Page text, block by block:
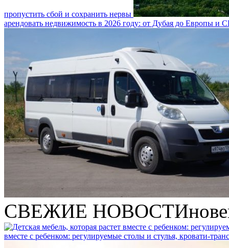
пропустить сбой и сохранить нервы
арендовать недвижимость в 2026 году: от Дубая до Европы и
СВЕЖИЕ НОВОСТИ
вместе с ребенком: регулируемые столы и стулья, кровати-